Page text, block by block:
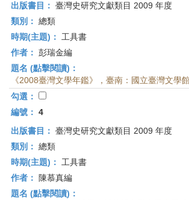
出版書目： 臺灣史研究文獻類目 2009 年度
類別： 總類
時期(主題)：
工具書
作者： 彭瑞金編
題名 (點擊閱讀)：
《2008臺灣文學年鑑》，臺南：國立臺灣文學
勾選：
編號： 4
出版書目： 臺灣史研究文獻類目 2009 年度
類別： 總類
時期(主題)：
工具書
作者：
陳慕真編
題名 (點擊閱讀)：